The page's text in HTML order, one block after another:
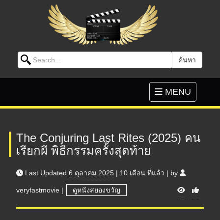
Search for: ค้นหา
Toggle
navigation
MENU
The Conjuring Last Rites (2025) คน
เรียกผี พิธีกรรมครั้งสุดท้าย
Last Updated 6 ตุลาคม 2025 | 10 เดือน ที่แล้ว | by
veryfastmovie | ดูหนังสยองขวัญ V
i